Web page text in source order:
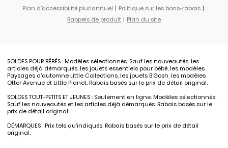
Plan d'accessibilité pluriannuel
Politique sur les bons-rabais
Rappels de produit
Plan du site
SOLDES POUR BÉBÉS : Modèles sélectionnés. Sauf les nouveautés. les
articles déjà démarqués, les jouets essentiels pour bébé, les modèles
Paysages d'automne Little Collections, les jouets B’Gosh, les modèles
Otter Avenue et Little Planet. Rabais basés sur le prix de détail original.
SOLDES TOUT-PETITS ET JEUNES : Seulement en ligne. Modèles sélectionnés.
Sauf les nouveautés et les articles déjà démarqués. Rabais basés sur le
prix de détail original.
DÉMARQUES : Prix tels qu’indiqués. Rabais basés sur le prix de détail
original.